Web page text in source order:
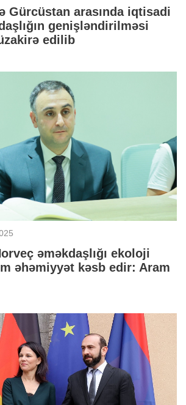
Gürcüstan arasında iqtisadi
genişləndirilməsi
edilib
əməkdaşlığı ekoloji
əhəmiyyət kəsb edir: Aram